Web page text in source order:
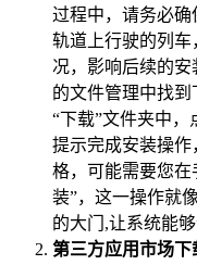
过程中，请务必
轨道上行驶的列
况，影响后续的
的文件管理中找
“下载”文件夹中
提示完成安装操
格，可能需要您在
装”，这一操作就
的大门,让系统能
第三方应用市场下